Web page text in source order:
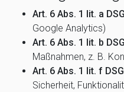
Art. 6 Abs. 1 lit. a
Google Analytics)
Art. 6 Abs. 1 lit. b
Maßnahmen, z. B.
Art. 6 Abs. 1 lit. f
Sicherheit,